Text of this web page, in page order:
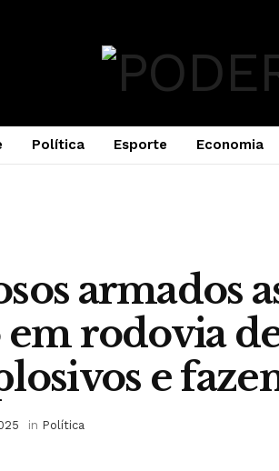
Política Esporte Economia
armados
rodovia
e
in Política